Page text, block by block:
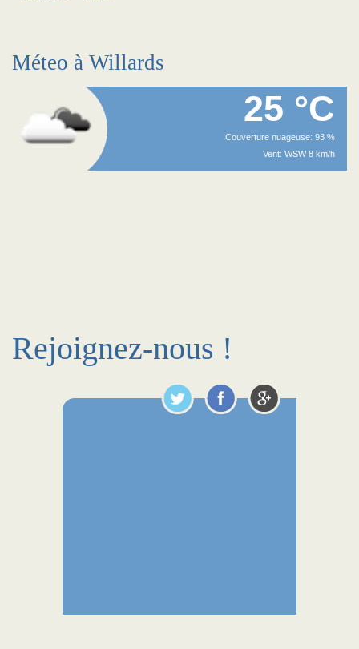
Méteo à Willards
25 °C
Couverture nuageuse: 93 %
Vent: WSW 8 km/h
Rejoignez-nous !